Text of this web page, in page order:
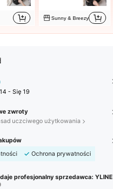
Sunny & Breezy
- Się 19
zwroty
uczciwego użytkowania
Ochrona prywatności
profesjonalny sprzedawca: YLINE